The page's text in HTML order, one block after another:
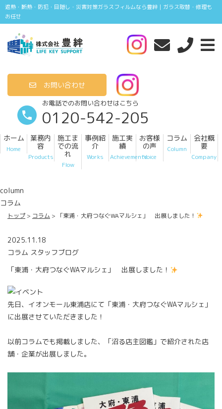
遮熱・断熱・防犯・目隠し・災害対策ガラスフィルムなら豊絆｜ガラス取替・修理も
お任せ
お問い合わせ
お電話でのお問い合わせはこちら
0120-542-205
ホーム
Home
業務内
容
Products
施工ま
での流
れ
Flow
事例紹
介
Works
施工実
績
Achievements
お客様
の声
Voice
コラム
Column
会社概
要
Company
column
コラム
トップ コラム 「東浦・大府つなぐWAマルシェ」 出展しました！
2025.11.18
コラム スタッフブログ
「東浦・大府つなぐWAマルシェ」 出展しました！
先日、イオンモール東浦店にて「東浦・大府つなぐWAマルシェ」
に出展させていただきました！
以前コラムでも掲載しました、「沼る店主図鑑」で紹介された店
舗・企業が出展しました。